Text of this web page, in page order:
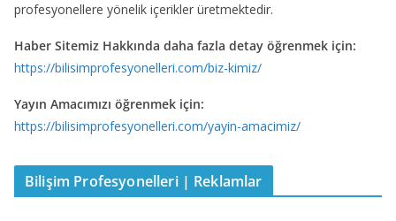
profesyonellere yönelik içerikler üretmektedir.
Haber Sitemiz Hakkında daha fazla detay öğrenmek için:
https://bilisimprofesyonelleri.com/biz-kimiz/
Yayın Amacımızı öğrenmek için:
https://bilisimprofesyonelleri.com/yayin-amacimiz/
Bilişim Profesyonelleri | Reklamlar